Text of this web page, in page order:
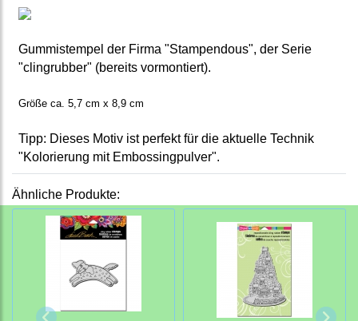
Gummistempel der Firma "Stampendous", der Serie
"clingrubber" (bereits vormontiert).
Größe ca. 5,7 cm x 8,9 cm
Tipp: Dieses Motiv ist perfekt für die aktuelle Technik
"Kolorierung mit Embossingpulver".
Ähnliche Produkte: